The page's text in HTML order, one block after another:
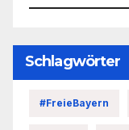
Schlagwörter
#FreieBayern